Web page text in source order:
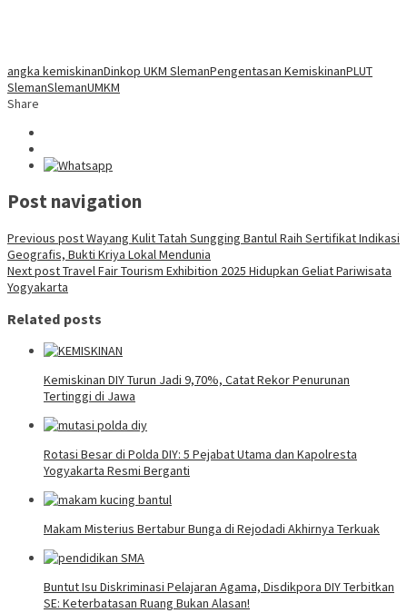
angka kemiskinanDinkop UKM SlemanPengentasan KemiskinanPLUT
SlemanSlemanUMKM
Share
Post navigation
Previous postWayang Kulit Tatah Sungging Bantul Raih Sertifikat Indikasi
Geografis, Bukti Kriya Lokal Mendunia
Next postTravel Fair Tourism Exhibition 2025 Hidupkan Geliat Pariwisata
Yogyakarta
Related posts
Kemiskinan DIY Turun Jadi 9,70%, Catat Rekor Penurunan
Tertinggi di Jawa
Rotasi Besar di Polda DIY: 5 Pejabat Utama dan Kapolresta
Yogyakarta Resmi Berganti
Makam Misterius Bertabur Bunga di Rejodadi Akhirnya Terkuak
Buntut Isu Diskriminasi Pelajaran Agama, Disdikpora DIY Terbitkan
SE: Keterbatasan Ruang Bukan Alasan!